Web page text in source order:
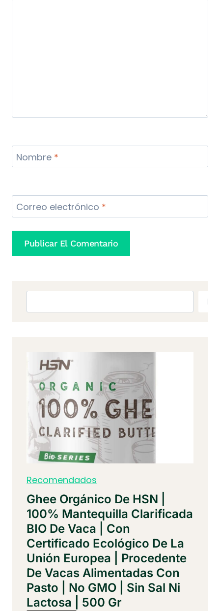
Nombre *
Correo electrónico *
Recomendados
Ghee Orgánico De HSN |
100% Mantequilla Clarificada
BIO De Vaca | Con
Certificado Ecológico De La
Unión Europea | Procedente
De Vacas Alimentadas Con
Pasto | No GMO | Sin Sal Ni
Lactosa | 500 Gr